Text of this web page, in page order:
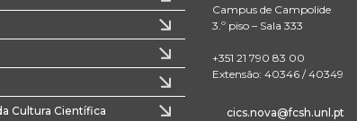
Cultura Científica
Campus de Campolide
3.º piso – Sala 333
+351 21 790 83 00
Extensão: 40346 / 40349
cics.nova@fcsh.unl.pt